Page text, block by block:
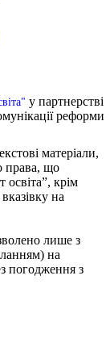
у партнерстві
реформи
матеріали,
права, що
крім
на
лише з
на
погодження з